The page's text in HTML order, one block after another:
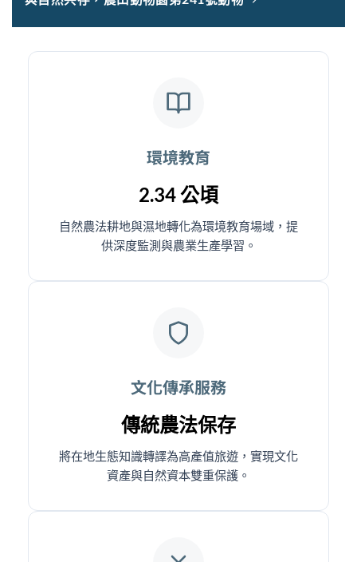
環境教育
2.34 公頃
自然農法耕地與濕地轉化為環境教育場域，提
供深度監測與農業生產學習。
文化傳承服務
傳統農法保存
將在地生態知識轉譯為高產值旅遊，實現文化
資產與自然資本雙重保護。